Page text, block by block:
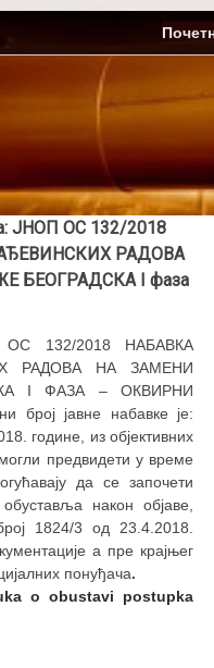
ЈНОП ОС 132/2018
РАДОВА
БЕОГРАДСКА I фаза
ОС 132/2018 НАБАВКА
РАДОВА НА ЗАМЕНИ
I ФАЗА – ОКВИРНИ
јавне набавке је:
године, из објективних
предвидети у време
да се започети
након објаве,
1824/3 од 23.4.2018.
а пре крајњег
понуђача.
o obustavi postupka